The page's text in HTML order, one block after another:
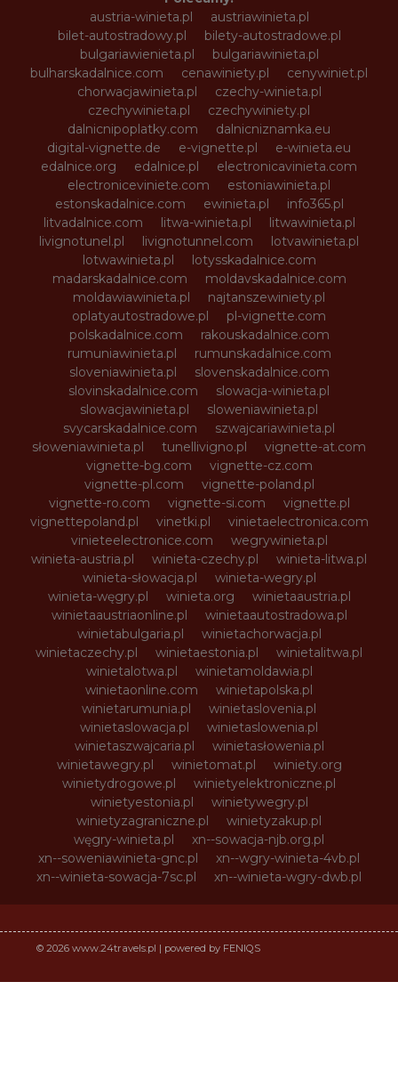
austria-winieta.pl
austriawinieta.pl
bilet-autostradowy.pl
bilety-autostradowe.pl
bulgariawienieta.pl
bulgariawinieta.pl
bulharskadalnice.com
cenawiniety.pl
cenywiniet.pl
chorwacjawinieta.pl
czechy-winieta.pl
czechywinieta.pl
czechywiniety.pl
dalnicnipoplatky.com
dalnicniznamka.eu
digital-vignette.de
e-vignette.pl
e-winieta.eu
edalnice.org
edalnice.pl
electronicavinieta.com
electroniceviniete.com
estoniawinieta.pl
estonskadalnice.com
ewinieta.pl
info365.pl
litvadalnice.com
litwa-winieta.pl
litwawinieta.pl
livignotunel.pl
livignotunnel.com
lotvawinieta.pl
lotwawinieta.pl
lotysskadalnice.com
madarskadalnice.com
moldavskadalnice.com
moldawiawinieta.pl
najtanszewiniety.pl
oplatyautostradowe.pl
pl-vignette.com
polskadalnice.com
rakouskadalnice.com
rumuniawinieta.pl
rumunskadalnice.com
sloveniawinieta.pl
slovenskadalnice.com
slovinskadalnice.com
slowacja-winieta.pl
slowacjawinieta.pl
sloweniawinieta.pl
svycarskadalnice.com
szwajcariawinieta.pl
słoweniawinieta.pl
tunellivigno.pl
vignette-at.com
vignette-bg.com
vignette-cz.com
vignette-pl.com
vignette-poland.pl
vignette-ro.com
vignette-si.com
vignette.pl
vignettepoland.pl
vinetki.pl
vinietaelectronica.com
vinieteelectronice.com
wegrywinieta.pl
winieta-austria.pl
winieta-czechy.pl
winieta-litwa.pl
winieta-słowacja.pl
winieta-wegry.pl
winieta-węgry.pl
winieta.org
winietaaustria.pl
winietaaustriaonline.pl
winietaautostradowa.pl
winietabulgaria.pl
winietachorwacja.pl
winietaczechy.pl
winietaestonia.pl
winietalitwa.pl
winietalotwa.pl
winietamoldawia.pl
winietaonline.com
winietapolska.pl
winietarumunia.pl
winietaslovenia.pl
winietaslowacja.pl
winietaslowenia.pl
winietaszwajcaria.pl
winietasłowenia.pl
winietawegry.pl
winietomat.pl
winiety.org
winietydrogowe.pl
winietyelektroniczne.pl
winietyestonia.pl
winietywegry.pl
winietyzagraniczne.pl
winietyzakup.pl
węgry-winieta.pl
xn--sowacja-njb.org.pl
xn--soweniawinieta-gnc.pl
xn--wgry-winieta-4vb.pl
xn--winieta-sowacja-7sc.pl
xn--winieta-wgry-dwb.pl
© 2026 www.24travels.pl | powered by FENIQS